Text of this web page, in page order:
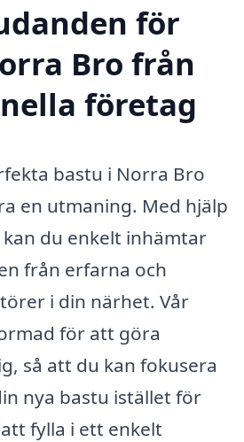
för
Bro från
företag
bastu i Norra Bro
en utmaning. Med hjälp
du enkelt inhämtar
från erfarna och
i din närhet. Vår
för att göra
så att du kan fokusera
nya bastu istället för
fylla i ett enkelt